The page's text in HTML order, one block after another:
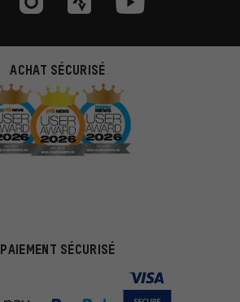
ACHAT SÉCURISÉ
PAIEMENT SÉCURISÉ